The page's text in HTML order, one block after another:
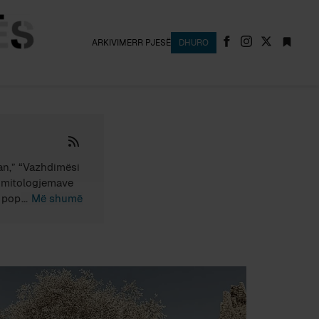
ARKIVIMERR PJESË DHURO
“Vazhdimësi
popullitMë shumë